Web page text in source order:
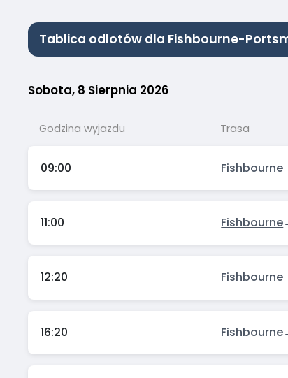
Tablica odlotów dla Fishbourne-
Sobota, 8 Sierpnia 2026
Godzina wyjazdu Trasa
09:00 Fishbourne
11:00 Fishbourne
12:20 Fishbourne
16:20 Fishbourne